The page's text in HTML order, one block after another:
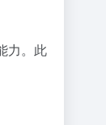
力。此